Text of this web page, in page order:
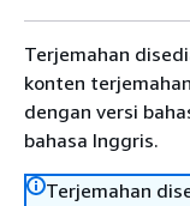
Terjemahan
konten
dengan versi
bahasa Inggris.
Terjemahan